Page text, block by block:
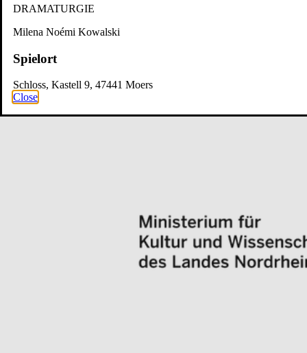
DRAMATURGIE
Milena Noémi Kowalski
Spielort
Schloss, Kastell 9, 47441 Moers
Close